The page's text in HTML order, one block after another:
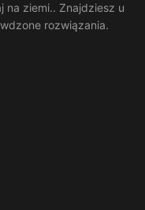
na ziemi.. Znajdziesz u
rozwiązania.